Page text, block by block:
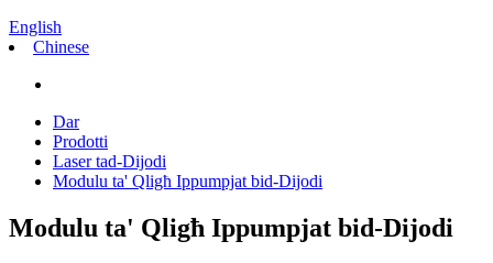
English
Chinese
Dar
Prodotti
Laser tad-Dijodi
Modulu ta' Qligħ Ippumpjat bid-Dijodi
Modulu ta' Qligħ Ippumpjat bid-Dijodi